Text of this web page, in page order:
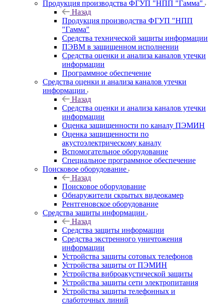
Продукция производства ФГУП "НПП "Гамма"
Назад
Продукция производства ФГУП "НПП
"Гамма"
Средства технической защиты информации
ПЭВМ в защищенном исполнении
Средства оценки и анализа каналов утечки
информации
Программное обеспечение
Средства оценки и анализа каналов утечки
информации
Назад
Средства оценки и анализа каналов утечки
информации
Оценка защищенности по каналу ПЭМИН
Оценка защищенности по
акустоэлектрическому каналу
Вспомогательное оборудование
Специальное программное обеспечение
Поисковое оборудование
Назад
Поисковое оборудование
Обнаружители скрытых видеокамер
Рентгеновское оборудование
Средства защиты информации
Назад
Средства защиты информации
Средства экстренного уничтожения
информации
Устройства защиты сотовых телефонов
Устройства защиты от ПЭМИН
Устройства виброакустической защиты
Устройства защиты сети электропитания
Устройства защиты телефонных и
слаботочных линий